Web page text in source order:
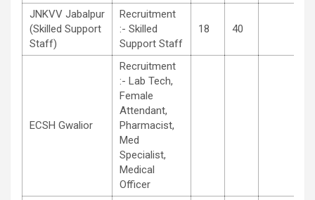
JNKVV Jabalpur
(Skilled Support
Staff)
Recruitment
:- Skilled
Support Staff
18 40
ECSH Gwalior
Recruitment
:- Lab Tech,
Female
Attendant,
Pharmacist,
Med
Specialist,
Medical
Officer